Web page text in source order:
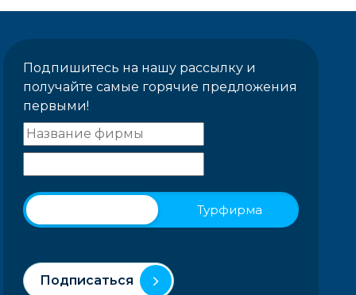
Подпишитесь на нашу рассылку и
получайте самые горячие предложения
первыми!
Турфирма
Подписаться